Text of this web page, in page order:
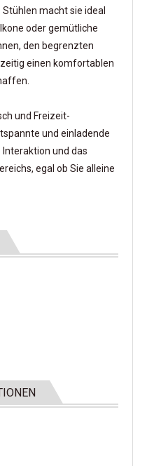
macht sie ideal
oder gemütliche
den begrenzten
einen komfortablen
und Freizeit-
und einladende
und das
egal ob Sie alleine